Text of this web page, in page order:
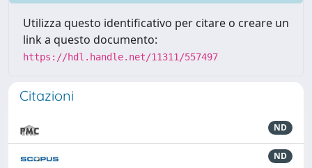
Utilizza questo identificativo per citare o creare un
link a questo documento:
https://hdl.handle.net/11311/557497
Citazioni
ND
ND